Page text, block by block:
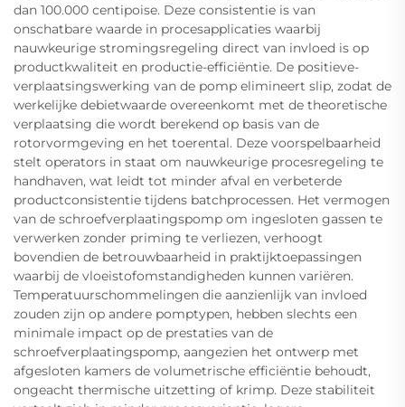
dan 100.000 centipoise. Deze consistentie is van
onschatbare waarde in procesapplicaties waarbij
nauwkeurige stromingsregeling direct van invloed is op
productkwaliteit en productie-efficiëntie. De positieve-
verplaatsingswerking van de pomp elimineert slip, zodat de
werkelijke debietwaarde overeenkomt met de theoretische
verplaatsing die wordt berekend op basis van de
rotorvormgeving en het toerental. Deze voorspelbaarheid
stelt operators in staat om nauwkeurige procesregeling te
handhaven, wat leidt tot minder afval en verbeterde
productconsistentie tijdens batchprocessen. Het vermogen
van de schroefverplaatingspomp om ingesloten gassen te
verwerken zonder priming te verliezen, verhoogt
bovendien de betrouwbaarheid in praktijktoepassingen
waarbij de vloeistofomstandigheden kunnen variëren.
Temperatuurschommelingen die aanzienlijk van invloed
zouden zijn op andere pomptypen, hebben slechts een
minimale impact op de prestaties van de
schroefverplaatingspomp, aangezien het ontwerp met
afgesloten kamers de volumetrische efficiëntie behoudt,
ongeacht thermische uitzetting of krimp. Deze stabiliteit